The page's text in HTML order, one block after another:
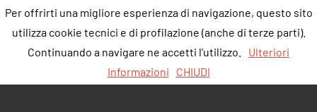
Per offrirti una migliore esperienza di navigazione, questo sito
utilizza cookie tecnici e di profilazione (anche di terze parti).
Continuando a navigare ne accetti l'utilizzo.
Ulteriori
Informazioni
CHIUDI